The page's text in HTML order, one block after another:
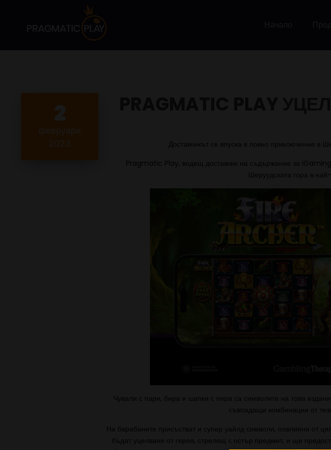
2
февруари
2023
Доставчикът се впуска в ловно приключение в
Pragmatic Play, водещ доставчик на съдържание за iGaming
Шеруудската гора в
Чували с пари, бира и шапки с пера са символите на това
съвпадащи комбинации от
На барабаните присъстват и супер уайлд символи, повлияни от
бъдат уцелвани от героя, стрелящ с остър предмет, и ще